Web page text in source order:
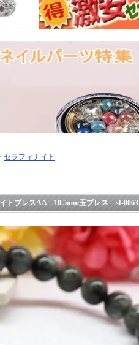
セラフィナイト
トブレスAA 10.5mm玉ブレス sf-0063